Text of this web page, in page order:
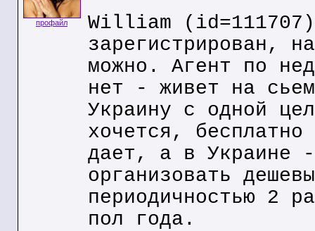
профайл
William
зарегистрирован,
можно. Агент по
нет - живет на
Украину с одной
хочется,
дает, а в Украине -
организовать
периодичностью 2
пол года.